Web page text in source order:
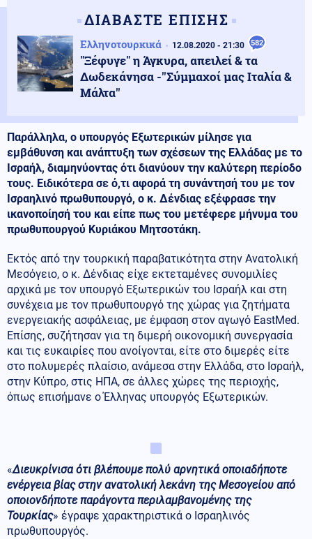
ΔΙΑΒΑΣΤΕ ΕΠΙΣΗΣ
Ελληνοτουρκικά 12.08.2020 - 21:30 582
"Ξέφυγε" η Άγκυρα, απειλεί & τα
Δωδεκάνησα -''Σύμμαχοί μας Ιταλία &
Μάλτα''
Παράλληλα, ο υπουργός Εξωτερικών μίλησε για
εμβάθυνση και ανάπτυξη των σχέσεων της Ελλάδας με το
Ισραήλ, διαμηνύοντας ότι διανύουν την καλύτερη περίοδο
τους. Ειδικότερα σε ό,τι αφορά τη συνάντησή του με τον
Ισραηλινό πρωθυπουργό, ο κ. Δένδιας εξέφρασε την
ικανοποίησή του και είπε πως του μετέφερε μήνυμα του
πρωθυπουργού Κυριάκου Μητσοτάκη.
Εκτός από την τουρκική παραβατικότητα στην Ανατολική
Μεσόγειο, ο κ. Δένδιας είχε εκτεταμένες συνομιλίες
αρχικά με τον υπουργό Εξωτερικών του Ισραήλ και στη
συνέχεια με τον πρωθυπουργό της χώρας για ζητήματα
ενεργειακής ασφάλειας, με έμφαση στον αγωγό EastMed.
Επίσης, συζήτησαν για τη διμερή οικονομική συνεργασία
και τις ευκαιρίες που ανοίγονται, είτε στο διμερές είτε
στο πολυμερές πλαίσιο, ανάμεσα στην Ελλάδα, στο Ισραήλ,
στην Κύπρο, στις ΗΠΑ, σε άλλες χώρες της περιοχής,
όπως επισήμανε ο Έλληνας υπουργός Εξωτερικών.
«Διευκρίνισα ότι βλέπουμε πολύ αρνητικά οποιαδήποτε
ενέργεια βίας στην ανατολική λεκάνη της Μεσογείου από
οποιονδήποτε παράγοντα περιλαμβανομένης της
Τουρκίας» έγραψε χαρακτηριστικά ο Ισραηλινός
πρωθυπουργός.